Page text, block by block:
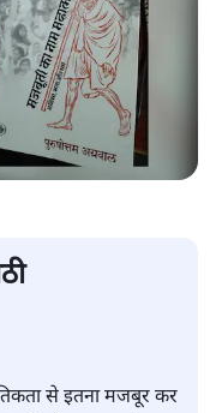
से इतना मजबूर कर